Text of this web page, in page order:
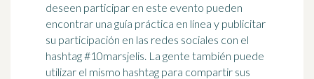
deseen participar en este evento pueden
encontrar una guía práctica en línea y publicitar
su participación en las redes sociales con el
hashtag#10marsjelis. La gente también puede
utilizar el mismo hashtag para compartir sus